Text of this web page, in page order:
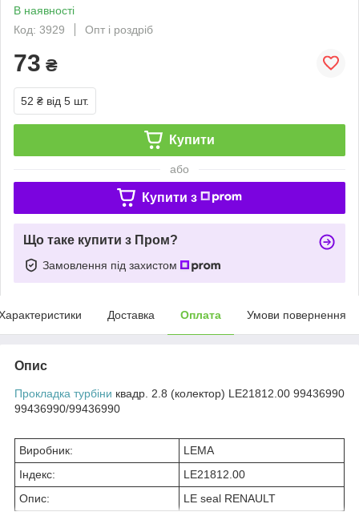
В наявності
Код: 3929
Опт і роздріб
73 ₴
52 ₴ від 5 шт.
Купити
або
Купити з
Що таке купити з Пром?
Замовлення під захистом
Доставка Оплата Умови повернення
Опис
Прокладка турбіни квадр. 2.8 (колектор) LE21812.00 99436990
99436990/99436990
Виробник:
LEMA
Індекс:
LE21812.00
Опис:
LE seal RENAULT